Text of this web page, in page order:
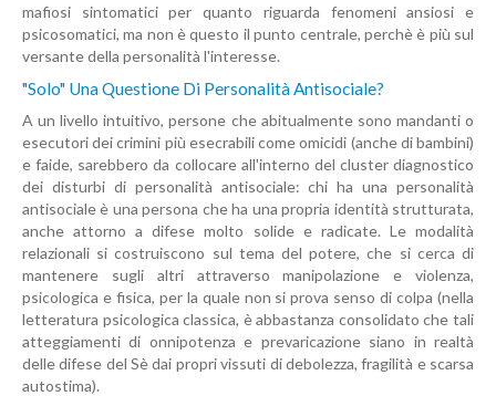
mafiosi sintomatici per quanto riguarda fenomeni ansiosi e
psicosomatici, ma non è questo il punto centrale, perchè è più sul
versante della personalità l'interesse.
"Solo" Una Questione Di Personalità Antisociale?
A un livello intuitivo, persone che abitualmente sono mandanti o
esecutori dei crimini più esecrabili come omicidi (anche di bambini)
e faide, sarebbero da collocare all'interno del cluster diagnostico
dei disturbi di personalità antisociale: chi ha una personalità
antisociale è una persona che ha una propria identità strutturata,
anche attorno a difese molto solide e radicate. Le modalità
relazionali si costruiscono sul tema del potere, che si cerca di
mantenere sugli altri attraverso manipolazione e violenza,
psicologica e fisica, per la quale non si prova senso di colpa (nella
letteratura psicologica classica, è abbastanza consolidato che tali
atteggiamenti di onnipotenza e prevaricazione siano in realtà
delle difese del Sè dai propri vissuti di debolezza, fragilità e scarsa
autostima).